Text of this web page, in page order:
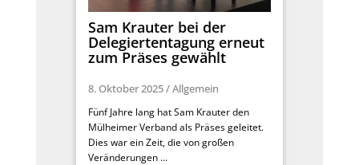
Sam Krauter bei der
Delegiertentagung erneut
zum Präses gewählt
8. Oktober 2025/Allgemein
Fünf Jahre lang hat Sam Krauter den
Mülheimer Verband als Präses geleitet.
Dies war ein Zeit, die von großen
Veränderungen ...